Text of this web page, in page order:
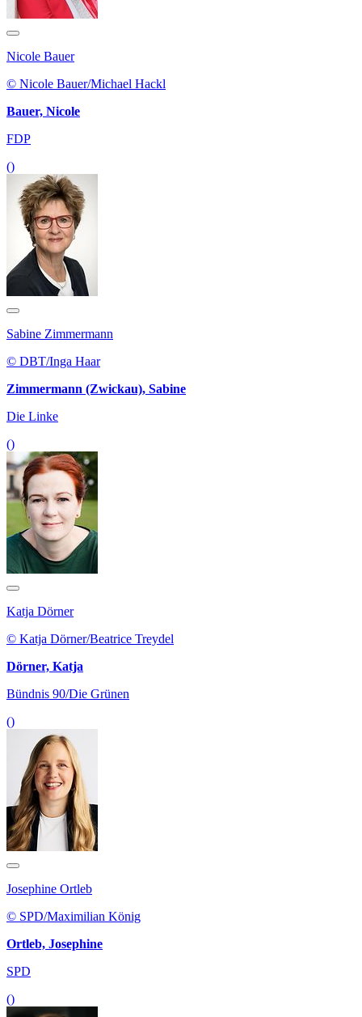
Nicole Bauer
© Nicole Bauer/Michael Hackl
Bauer, Nicole
FDP
()
Sabine Zimmermann
© DBT/Inga Haar
Zimmermann (Zwickau), Sabine
Die Linke
()
Katja Dörner
© Katja Dörner/Beatrice Treydel
Dörner, Katja
Bündnis 90/Die Grünen
()
Josephine Ortleb
© SPD/Maximilian König
Ortleb, Josephine
SPD
()